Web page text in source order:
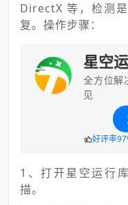
DirectX 等，检测
复。操作步骤：
星空
全方位解
见
好评率
1、打开星空运行
描。